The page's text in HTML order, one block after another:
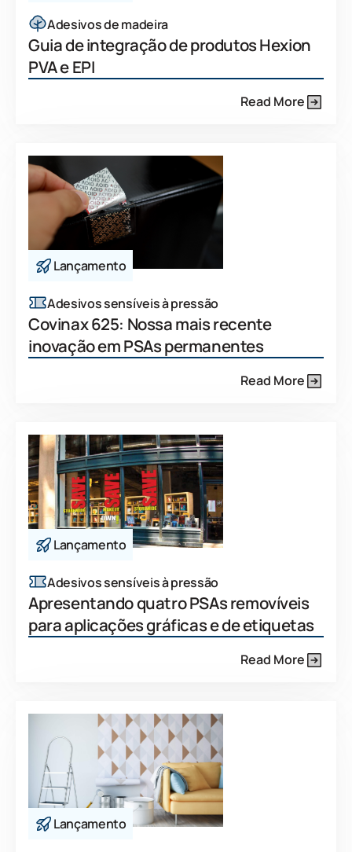
Adesivos de madeira
Guia de integração de produtos Hexion
PVA e EPI
Read More
Lançamento
Adesivos sensíveis à pressão
Covinax 625: Nossa mais recente
inovação em PSAs permanentes
Read More
Lançamento
Adesivos sensíveis à pressão
Apresentando quatro PSAs removíveis
para aplicações gráficas e de etiquetas
Read More
Lançamento